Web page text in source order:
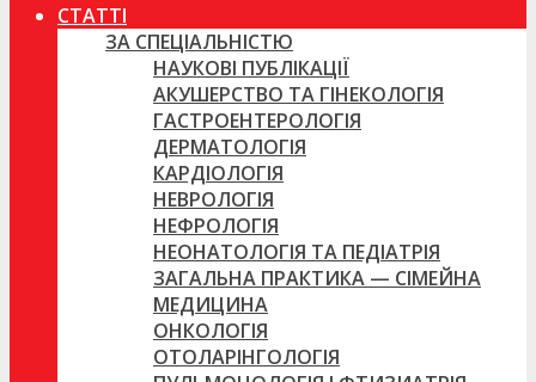
СТАТТІ
ЗА СПЕЦІАЛЬНІСТЮ
НАУКОВІ ПУБЛІКАЦІЇ
АКУШЕРСТВО ТА ГІНЕКОЛОГІЯ
ГАСТРОЕНТЕРОЛОГІЯ
ДЕРМАТОЛОГІЯ
КАРДІОЛОГІЯ
НЕВРОЛОГІЯ
НЕФРОЛОГІЯ
НЕОНАТОЛОГІЯ ТА ПЕДІАТРІЯ
ЗАГАЛЬНА ПРАКТИКА — СІМЕЙНА
МЕДИЦИНА
ОНКОЛОГІЯ
ОТОЛАРІНГОЛОГІЯ